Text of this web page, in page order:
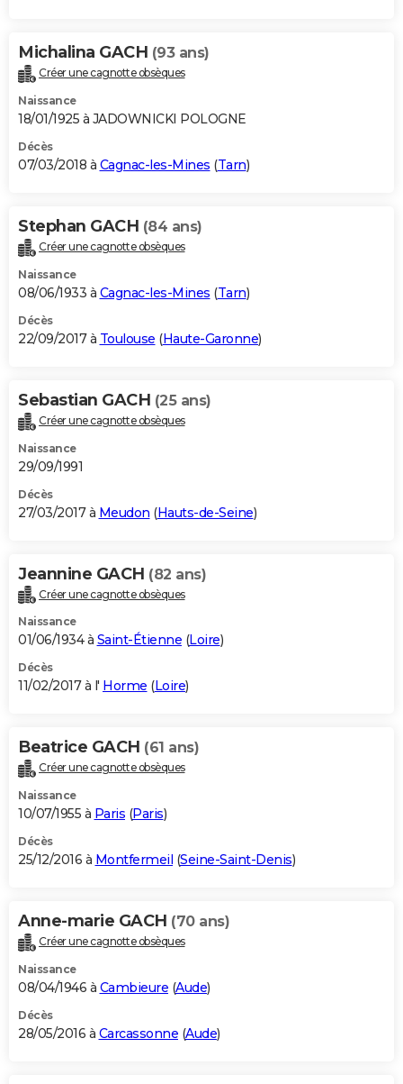
Michalina GACH (93 ans)
Créer une cagnotte obsèques
Naissance
18/01/1925 à JADOWNICKI POLOGNE
Décès
07/03/2018 à Cagnac-les-Mines (Tarn)
Stephan GACH (84 ans)
Créer une cagnotte obsèques
Naissance
08/06/1933 à Cagnac-les-Mines (Tarn)
Décès
22/09/2017 à Toulouse (Haute-Garonne)
Sebastian GACH (25 ans)
Créer une cagnotte obsèques
Naissance
29/09/1991
Décès
27/03/2017 à Meudon (Hauts-de-Seine)
Jeannine GACH (82 ans)
Créer une cagnotte obsèques
Naissance
01/06/1934 à Saint-Étienne (Loire)
Décès
11/02/2017 à l' Horme (Loire)
Beatrice GACH (61 ans)
Créer une cagnotte obsèques
Naissance
10/07/1955 à Paris (Paris)
Décès
25/12/2016 à Montfermeil (Seine-Saint-Denis)
Anne-marie GACH (70 ans)
Créer une cagnotte obsèques
Naissance
08/04/1946 à Cambieure (Aude)
Décès
28/05/2016 à Carcassonne (Aude)